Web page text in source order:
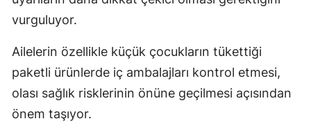
vurguluyor.
Ailelerin özellikle küçük çocukların tükettiği
paketli ürünlerde iç ambalajları kontrol etmesi,
olası sağlık risklerinin önüne geçilmesi açısından
önem taşıyor.